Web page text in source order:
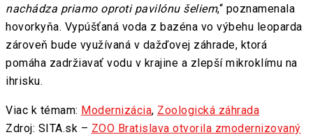
nachádza priamo oproti pavilónu šeliem,“ poznamenala
hovorkyňa. Vypúšťaná voda z bazéna vo výbehu leoparda
zároveň bude využívaná v dažďovej záhrade, ktorá
pomáha zadržiavať vodu v krajine a zlepší mikroklímu na
ihrisku.
Viac k témam: Modernizácia, Zoologická záhrada
Zdroj: SITA.sk – ZOO Bratislava otvorila zmodernizovaný